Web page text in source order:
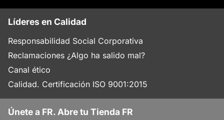
Líderes en Calidad
Responsabilidad Social Corporativa
Reclamaciones ¿Algo ha salido mal?
Canal ético
Calidad. Certificación ISO 9001:2015
Únete a FR. Abre tu Tienda FR